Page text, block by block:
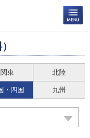
関東 北陸
・四国 九州